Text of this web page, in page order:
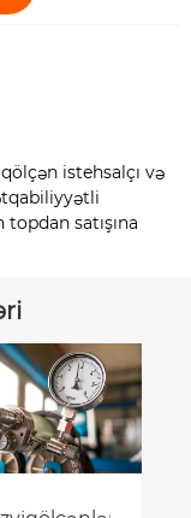
istehsalçı və
satışına